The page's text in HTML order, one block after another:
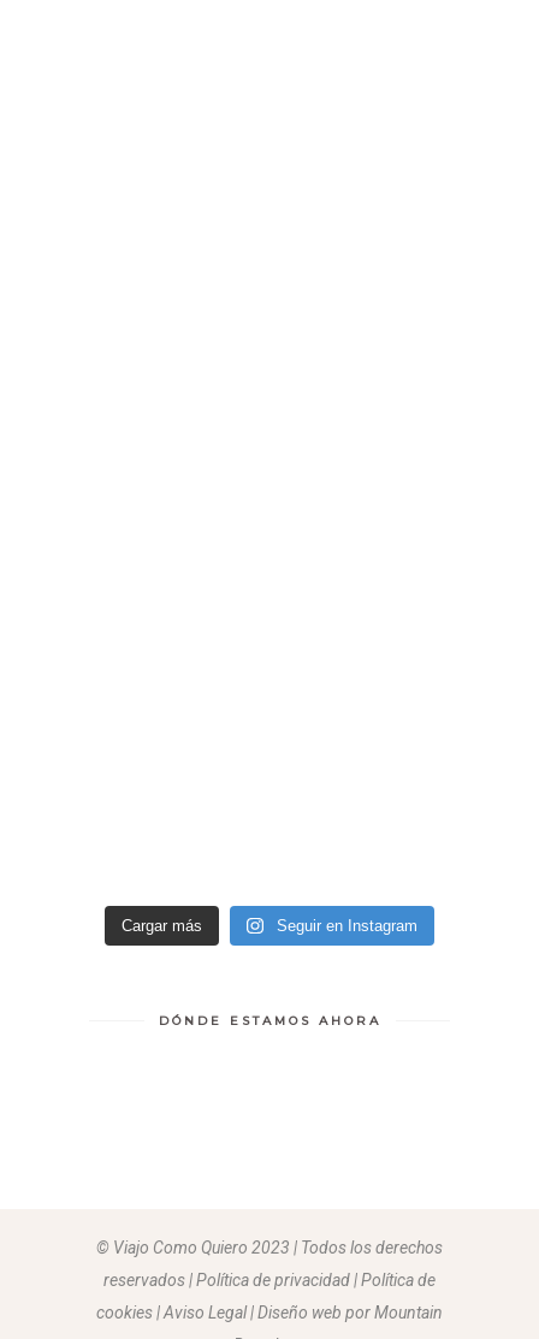
Cargar más Seguir en Instagram
DÓNDE ESTAMOS AHORA
© Viajo Como Quiero 2023 | Todos los derechos
reservados | Política de privacidad | Política de
cookies | Aviso Legal |Diseño web por Mountain